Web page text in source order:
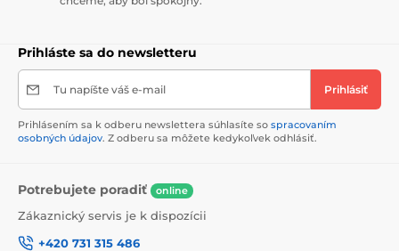
Prihláste sa do newsletteru
Tu napíšte váš e-mail Prihlásiť
Prihlásením sa k odberu newslettera súhlasíte so spracovaním
osobných údajov. Z odberu sa môžete kedykoľvek odhlásiť.
Potrebujete poradiť online
Zákaznický servis je k dispozícii
+420 731 315 486